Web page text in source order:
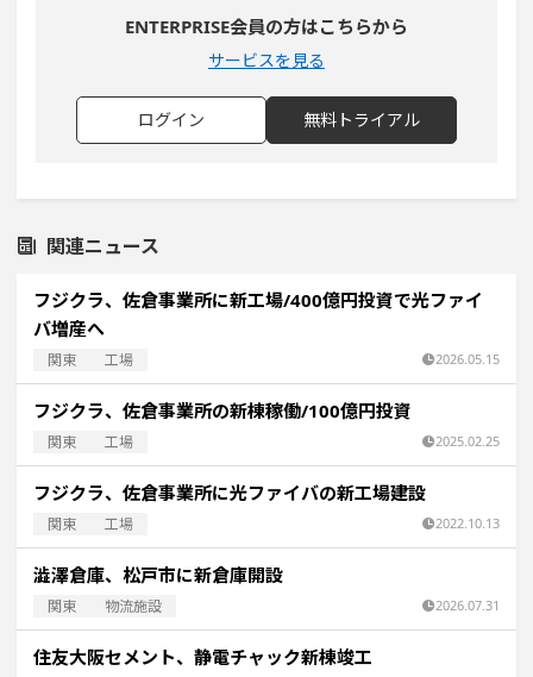
ENTERPRISE会員の方はこちらから
サービスを見る
ログイン 無料トライアル
関連ニュース
フジクラ、佐倉事業所に新工場/400億円投資で光ファイ
バ増産へ
関東 工場 2026.05.15
フジクラ、佐倉事業所の新棟稼働/100億円投資
関東 工場 2025.02.25
フジクラ、佐倉事業所に光ファイバの新工場建設
関東 工場 2022.10.13
澁澤倉庫、松戸市に新倉庫開設
関東 物流施設 2026.07.31
住友大阪セメント、静電チャック新棟竣工